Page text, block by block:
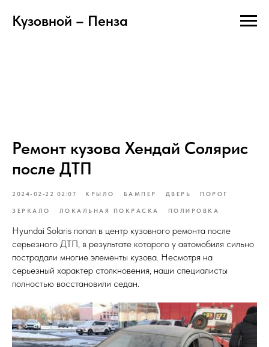
Кузовной – Пенза
Ремонт кузова Хендай Солярис
после ДТП
2024-02-22 02:07 КРЫЛО БАМПЕР ДВЕРЬ ПОРОГ
ЗЕРКАЛО ЛОКАЛЬНАЯ ПОКРАСКА ПОЛИРОВКА
Hyundai Solaris попал в центр кузовного ремонта после
серьезного ДТП, в результате которого у автомобиля сильно
пострадали многие элементы кузова. Несмотря на
серьезный характер столкновения, наши специалисты
полностью восстановили седан.